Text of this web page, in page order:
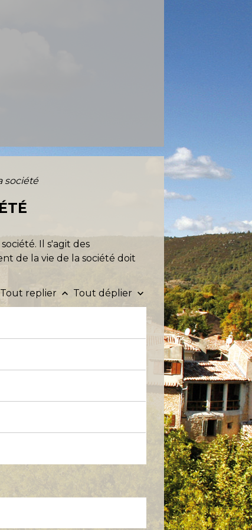
société
Il s'agit des
de la vie de la société doit
Tout replier keyboard_arrow_up Tout déplier keyboard_arrow_down